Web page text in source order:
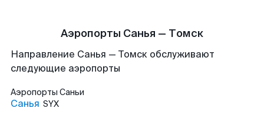
Аэропорты Санья — Томск
Направление Санья — Томск обслуживают
следующие аэропорты
Аэропорты Саньи
Санья SYX